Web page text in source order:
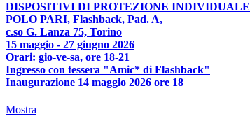
DISPOSITIVI DI PROTEZIONE INDIVIDUALE
POLO PARI, Flashback, Pad. A,
c.so G. Lanza 75, Torino
15 maggio - 27 giugno 2026
Orari: gio-ve-sa, ore 18-21
Ingresso con tessera "Amic* di Flashback"
Inaugurazione 14 maggio 2026 ore 18
Mostra